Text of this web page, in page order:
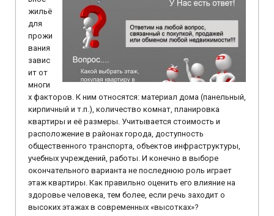
жильё
для
прожи
вания
завис
ит от
многи
х факторов. К ним относятся: материал дома (панельный,
кирпичный и т.п.), количество комнат, планировка
квартиры и её размеры. Учитывается стоимость и
расположение в районах города, доступность
общественного транспорта, объектов инфраструктуры,
учебных учреждений, работы. И конечно в выборе
окончательного варианта не последнюю роль играет
этаж квартиры. Как правильно оценить его влияние на
здоровье человека, тем более, если речь заходит о
высоких этажах в современных «высотках»?